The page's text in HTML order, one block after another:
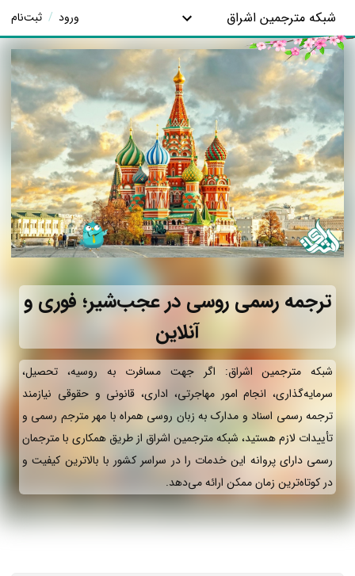
شبکه مترجمین اشراق ورود / ثبت‌نام
ترجمه رسمی روسی در عجب‌شیر؛ فوری و
آنلاین
شبکه مترجمین اشراق: اگر جهت مسافرت به روسیه، تحصیل،
سرمایه‌گذاری، انجام امور مهاجرتی، اداری، قانونی و حقوقی نیازمند
ترجمه رسمی اسناد و مدارک به زبان روسی همراه با مهر مترجم رسمی و
تأییدات لازم هستید، شبکه مترجمین اشراق از طریق همکاری با مترجمان
رسمی دارای پروانه این خدمات را در سراسر کشور با بالاترین کیفیت و
در کوتاه‌ترین زمان ممکن ارائه می‌دهد.